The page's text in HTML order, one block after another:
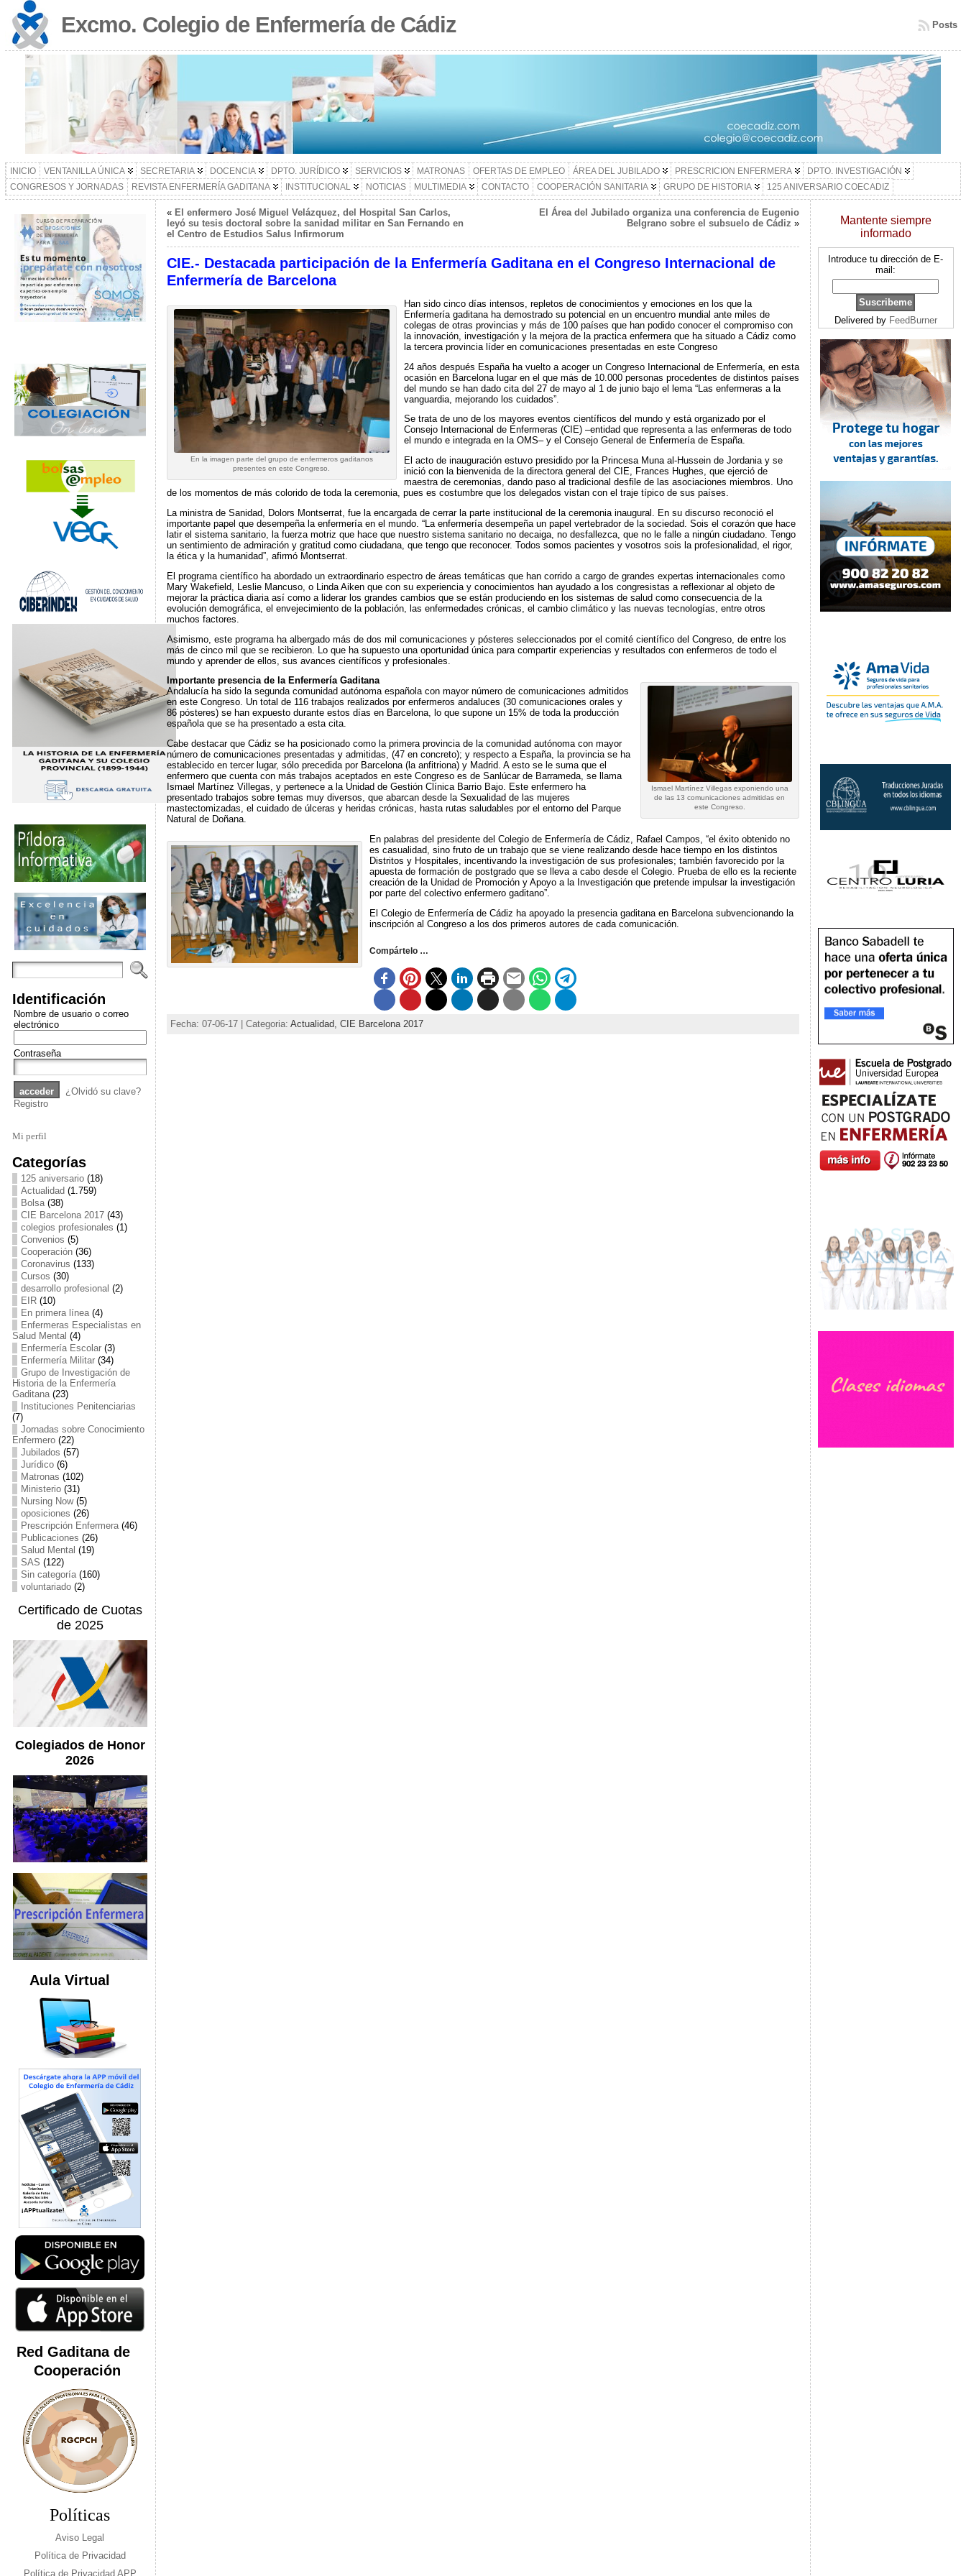
Excmo. Colegio de Enfermería de Cádiz Posts
INICIO VENTANILLA ÚNICA SECRETARIA DOCENCIA DPTO. JURÍDICO SERVICIOS MATRONAS OFERTAS DE EMPLEO ÁREA DEL JUBILADO PRESCRICION ENFERMERA
DPTO. INVESTIGACIÓN
CONGRESOS Y JORNADAS
REVISTA ENFERMERÍA GADITANA INSTITUCIONAL NOTICIAS MULTIMEDIA CONTACTO COOPERACIÓN SANITARIA GRUPO DE HISTORIA 125 ANIVERSARIO COECADIZ
Identificación
Nombre de usuario o correo
electrónico
Contraseña
¿Olvidó su clave?
Registro
Mi perfil
Categorías
125 aniversario(18)
Actualidad (1.759)
Bolsa(38)
CIE Barcelona 2017(43)
colegios profesionales (1)
Convenios (5)
Cooperación(36)
Coronavirus (133)
Cursos (30)
desarrollo profesional (2)
EIR(10)
En primera línea(4)
Enfermeras Especialistas en
Salud Mental (4)
Enfermería Escolar(3)
Enfermería Militar(34)
Grupo de Investigación de
Historia de la Enfermería
Gaditana(23)
Instituciones Penitenciarias
(7)
Jornadas sobre Conocimiento
Enfermero(22)
Jubilados (57)
Jurídico(6)
Matronas (102)
Ministerio(31)
Nursing Now(5)
oposiciones (26)
Prescripción Enfermera(46)
Publicaciones (26)
Salud Mental (19)
SAS (122)
Sin categoría(160)
voluntariado(2)
Certificado de Cuotas
de 2025
Colegiados de Honor
2026
Aula Virtual
Red Gaditana de
Cooperación
Políticas
Aviso Legal
Política de Privacidad
Política de Privacidad APP
« El enfermero José Miguel Velázquez, del Hospital San Carlos,
leyó su tesis doctoral sobre la sanidad militar en San Fernando en
el Centro de Estudios Salus Infirmorum
El Área del Jubilado organiza una conferencia de Eugenio
Belgrano sobre el subsuelo de Cádiz »
CIE.- Destacada participación de la Enfermería Gaditana en el Congreso Internacional de
Enfermería de Barcelona
En la imagen parte del grupo de enfermeros gaditanos
presentes en este Congreso.
Han sido cinco días intensos, repletos de conocimientos y emociones en los que la
Enfermería gaditana ha demostrado su potencial en un encuentro mundial ante miles de
colegas de otras provincias y más de 100 países que han podido conocer el compromiso con
la innovación, investigación y la mejora de la practica enfermera que ha situado a Cádiz como
la tercera provincia líder en comunicaciones presentadas en este Congreso
24 años después España ha vuelto a acoger un Congreso Internacional de Enfermería, en esta
ocasión en Barcelona lugar en el que más de 10.000 personas procedentes de distintos países
del mundo se han dado cita del 27 de mayo al 1 de junio bajo el lema “Las enfermeras a la
vanguardia, mejorando los cuidados”.
Se trata de uno de los mayores eventos científicos del mundo y está organizado por el
Consejo Internacional de Enfermeras (CIE) –entidad que representa a las enfermeras de todo
el mundo e integrada en la OMS– y el Consejo General de Enfermería de España.
El acto de inauguración estuvo presidido por la Princesa Muna al-Hussein de Jordania y se
inició con la bienvenida de la directora general del CIE, Frances Hughes, que ejerció de
maestra de ceremonias, dando paso al tradicional desfile de las asociaciones miembros. Uno
de los momentos de más colorido de toda la ceremonia, pues es costumbre que los delegados vistan con el traje típico de sus países.
La ministra de Sanidad, Dolors Montserrat, fue la encargada de cerrar la parte institucional de la ceremonia inaugural. En su discurso reconoció el
importante papel que desempeña la enfermería en el mundo. “La enfermería desempeña un papel vertebrador de la sociedad. Sois el corazón que hace
latir el sistema sanitario, la fuerza motriz que hace que nuestro sistema sanitario no decaiga, no desfallezca, que no le falle a ningún ciudadano. Tengo
un sentimiento de admiración y gratitud como ciudadana, que tengo que reconocer. Todos somos pacientes y vosotros sois la profesionalidad, el rigor,
la ética y la humanidad”, afirmó Montserrat.
El programa científico ha abordado un extraordinario espectro de áreas temáticas que han corrido a cargo de grandes expertas internacionales como
Mary Wakefield, Leslie Mancuso, o Linda Aiken que con su experiencia y conocimientos han ayudado a los congresistas a reflexionar al objeto de
mejorar la práctica diaria así como a liderar los grandes cambios que se están produciendo en los sistemas de salud como consecuencia de la
evolución demográfica, el envejecimiento de la población, las enfermedades crónicas, el cambio climático y las nuevas tecnologías, entre otros
muchos factores.
Asimismo, este programa ha albergado más de dos mil comunicaciones y pósteres seleccionados por el comité científico del Congreso, de entre los
más de cinco mil que se recibieron. Lo que ha supuesto una oportunidad única para compartir experiencias y resultados con enfermeros de todo el
mundo y aprender de ellos, sus avances científicos y profesionales.
Ismael Martínez Villegas exponiendo una
de las 13 comunicaciones admitidas en
este Congreso.
Importante presencia de la Enfermería Gaditana
Andalucía ha sido la segunda comunidad autónoma española con mayor número de comunicaciones admitidos
en este Congreso. Un total de 116 trabajos realizados por enfermeros andaluces (30 comunicaciones orales y
86 pósteres) se han expuesto durante estos días en Barcelona, lo que supone un 15% de toda la producción
española que se ha presentado a esta cita.
Cabe destacar que Cádiz se ha posicionado como la primera provincia de la comunidad autónoma con mayor
número de comunicaciones presentadas y admitidas, (47 en concreto); y respecto a España, la provincia se ha
establecido en tercer lugar, sólo precedida por Barcelona (la anfitriona) y Madrid. A esto se le suma que el
enfermero que cuenta con más trabajos aceptados en este Congreso es de Sanlúcar de Barrameda, se llama
Ismael Martínez Villegas, y pertenece a la Unidad de Gestión Clínica Barrio Bajo. Este enfermero ha
presentado trabajos sobre temas muy diversos, que abarcan desde la Sexualidad de las mujeres
mastectomizadas, el cuidado de úlceras y heridas crónicas, hasta rutas saludables por el entorno del Parque
Natural de Doñana.
En palabras del presidente del Colegio de Enfermería de Cádiz, Rafael Campos, “el éxito obtenido no
es casualidad, sino fruto de un trabajo que se viene realizando desde hace tiempo en los distintos
Distritos y Hospitales, incentivando la investigación de sus profesionales; también favorecido por la
apuesta de formación de postgrado que se lleva a cabo desde el Colegio. Prueba de ello es la reciente
creación de la Unidad de Promoción y Apoyo a la Investigación que pretende impulsar la investigación
por parte del colectivo enfermero gaditano”.
El Colegio de Enfermería de Cádiz ha apoyado la presencia gaditana en Barcelona subvencionando la
inscripción al Congreso a los dos primeros autores de cada comunicación.
Compártelo …
Fecha: 07-06-17 | Categoria: Actualidad, CIE Barcelona 2017
Mantente siempre
informado
Introduce tu dirección de E-
mail:
Delivered by FeedBurner